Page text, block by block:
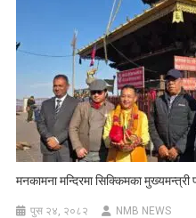
मनकामना मन्दिरमा सिक्किमका
पुस २४, २०८२ NMB NEWS